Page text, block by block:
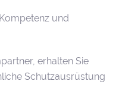
und
erhalten Sie
Schutzausrüstung